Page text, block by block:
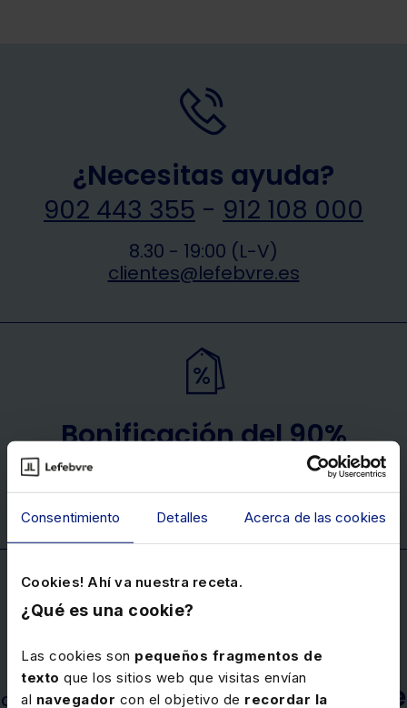
Consentimiento Detalles Acerca de las cookies
Cookies! Ahí va nuestra receta.
¿Qué es una cookie?
Las cookies son pequeños fragmentos de
texto que los sitios web que visitas envían
al navegador con el objetivo de recordar la
¿Necesitas ayuda?
902 443 355 - 912 108 000
8.30 - 19:00 (L-V)
clientes@lefebvre.es
Bonificación del 90%
de nuestros cursos elearning a través de
FUNDAE
Garantía
de acceso a los cursos webinardurante